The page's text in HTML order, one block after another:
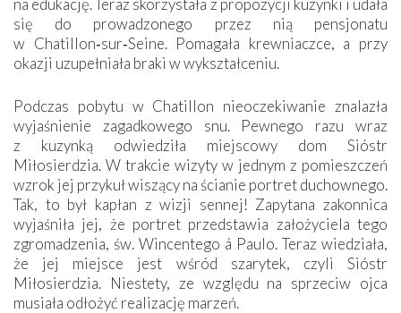
się do prowadzonego przez nią pensjonatu
w Chatillon‑sur‑Seine. Pomagała krewniaczce, a przy
okazji uzupełniała braki w wykształceniu.
Podczas pobytu w Chatillon nieoczekiwanie znalazła
wyjaśnienie zagadkowego snu. Pewnego razu wraz
z kuzynką odwiedziła miejscowy dom Sióstr
Miłosierdzia. W trakcie wizyty w jednym z pomieszczeń
wzrok jej przykuł wiszący na ścianie portret duchownego.
Tak, to był kapłan z wizji sennej! Zapytana zakonnica
wyjaśniła jej, że portret przedstawia założyciela tego
zgromadzenia, św. Wincentego á Paulo. Teraz wiedziała,
że jej miejsce jest wśród szarytek, czyli Sióstr
Miłosierdzia. Niestety, ze względu na sprzeciw ojca
musiała odłożyć realizację marzeń.